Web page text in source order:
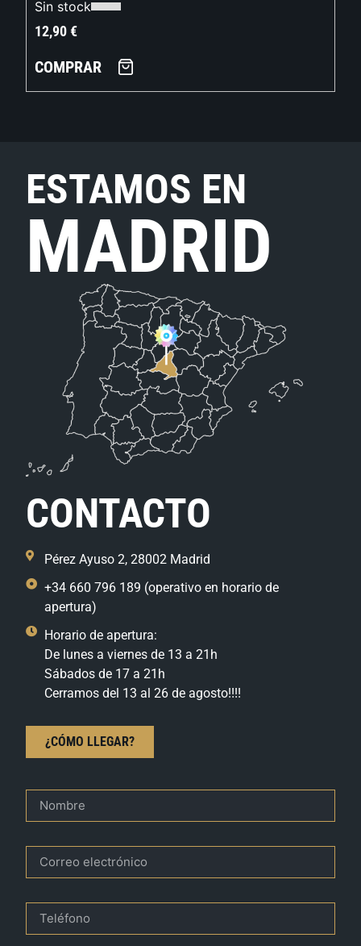
Sin stock
12,90€
COMPRAR
ESTAMOS EN
MADRID
CONTACTO
Pérez Ayuso 2, 28002 Madrid
+34 660 796 189 (operativo en horario de
apertura)
Horario de apertura:
De lunes a viernes de 13 a 21h
Sábados de 17 a 21h
Cerramos del 13 al 26 de agosto!!!!
¿CÓMO LLEGAR?